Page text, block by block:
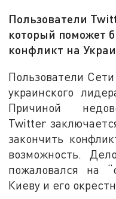
Пользователи
который поможет
конфликт на
Пользователи
украинского
Причиной
Twitter
закончить
возможность.
пожаловался на
Киеву и его